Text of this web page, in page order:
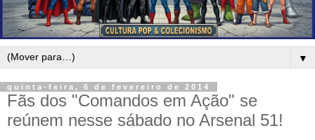
▼
quinta-feira, 6 de fevereiro de 2014
Fãs dos "Comandos em Ação" se
reúnem nesse sábado no Arsenal 51!